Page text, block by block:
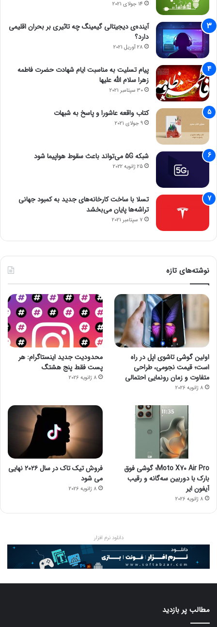
14 جولای 2021
آینده‌ی دیجیتالی گیمینگ چه تاثیری بر بحران اقلیمی
دارد؟
28 آوریل 2021
پیام تسلیت به مناسبت ایام شهادت حضرت فاطمه
زهرا سلام الله علیها
30 سپتامبر 2021
کتاب واقعه عاشورا و پاسخ به شبهات
9 جولای 2021
شبکه 5G می‌تواند باعث سقوط هواپیما شود
25 ژانویه 2022
تسلا با ساخت کارخانه‌های جدید به کمبود جهانی
تراشه‌ها پایان می‌بخشد
7 سپتامبر 2021
نوشته‌های تازه
اولین گوشی تاشوی اپل در راه
است؛ قیمت نجومی، طراحی
متفاوت و زمان رونمایی احتمالی
8 ژانویه 2026
محدودیت جدید اینستاگرام: هر
پست فقط پنج هشتگ
8 ژانویه 2026
Moto X70 Air Pro؛ گوشی فوق
بارک با دوربین سه‌گانه و رقیب
آیفون ایر
8 ژانویه 2026
فروش تیک تاک در سال ۲۰۲۶ نهایی
می شود
8 ژانویه 2026
دانلود نرم افزار
مطالب پر بازدید